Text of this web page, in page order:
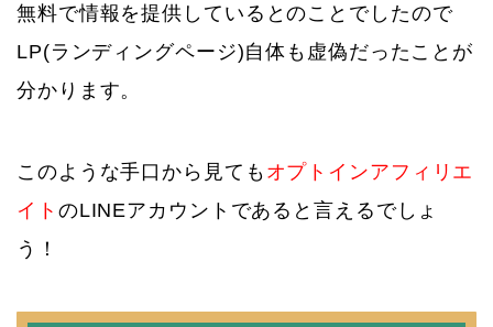
無料で情報を提供しているとのことでしたので
LP(ランディングページ)自体も虚偽だったことが
分かります。
このような手口から見ても オプトインアフィリエ
イト のLINEアカウントであると言えるでしょ
う！